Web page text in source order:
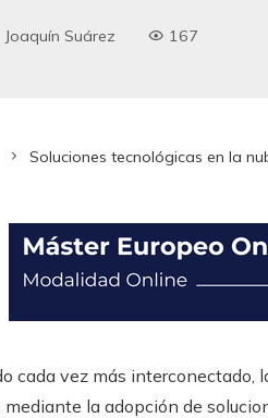
Joaquín Suárez 167
Soluciones tecnológicas en la
cada vez más interconectado,
mediante la adopción de